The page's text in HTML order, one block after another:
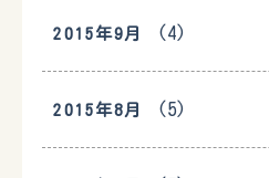
2015年9月 (4)
2015年8月 (5)